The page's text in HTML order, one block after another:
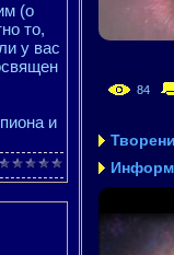
(о
то,
у вас
и
84